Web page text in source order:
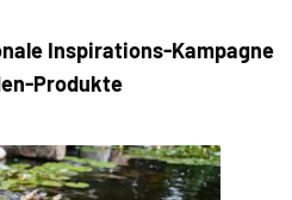
Inspirations-Kampagne
Produkte